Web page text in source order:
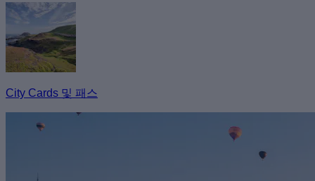
City Cards 및 패스